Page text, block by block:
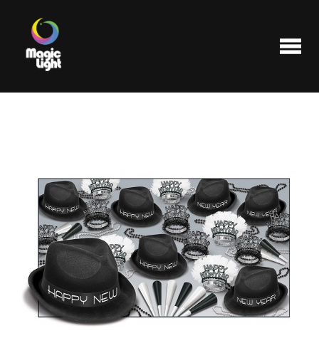
Les plus populaires
Liquidations
FAQ